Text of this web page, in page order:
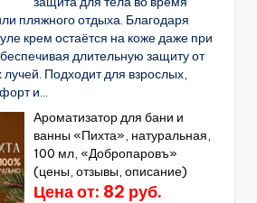
пляжного отдыха. Благодаря
крем остаётся на коже даже при
длительную защиту от
Подходит для взрослых,
и...
Ароматизатор для бани и
ванны «Пихта», натуральная,
100 мл, «Добропаровъ»
(цены, отзывы, описание)
Цена от: 82 руб.